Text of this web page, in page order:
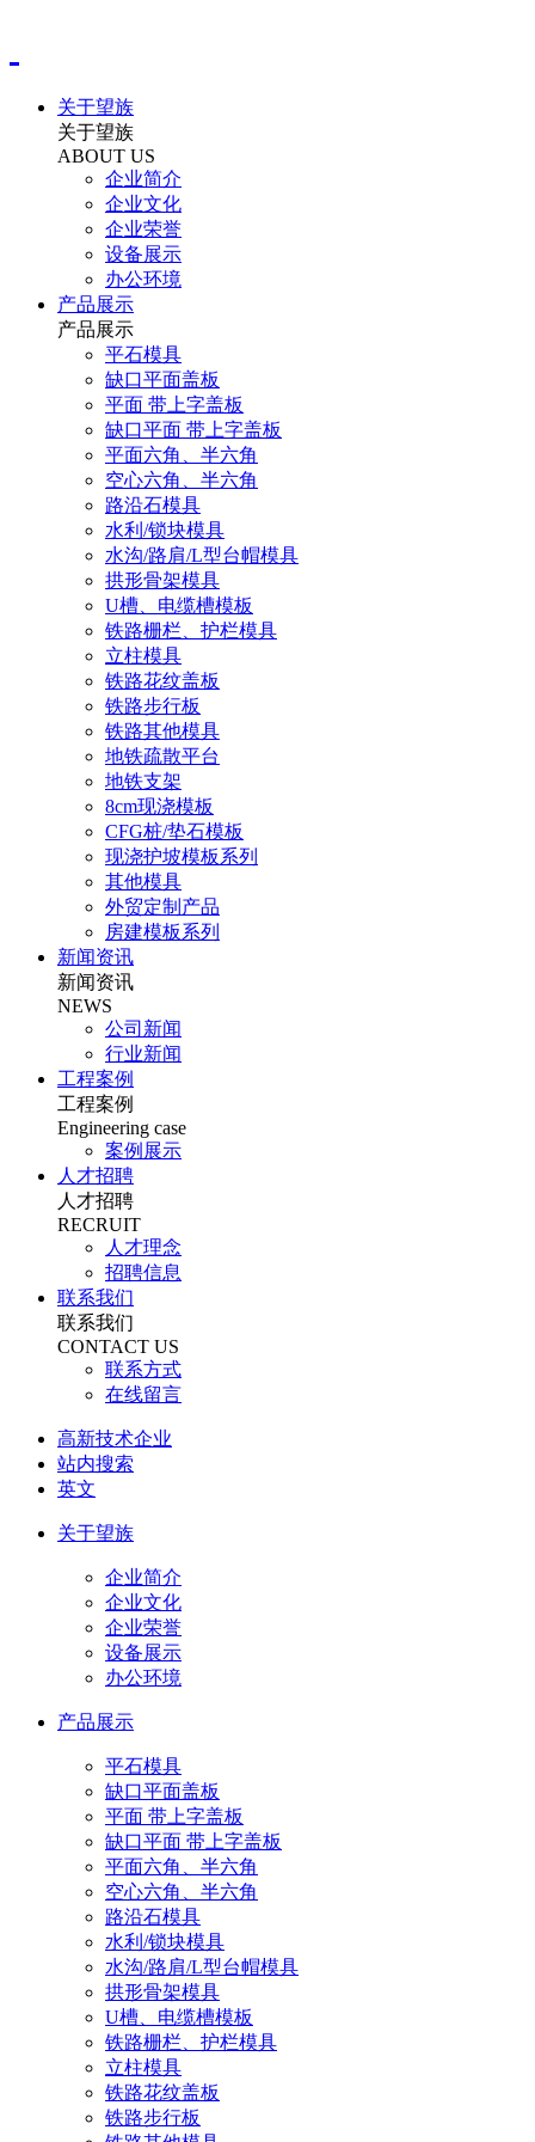
关于望族
关于望族
ABOUT US
企业简介
企业文化
企业荣誉
设备展示
办公环境
产品展示
产品展示
平石模具
缺口平面盖板
平面 带上字盖板
缺口平面 带上字盖板
平面六角、半六角
空心六角、半六角
路沿石模具
水利/锁块模具
水沟/路肩/L型台帽模具
拱形骨架模具
U槽、电缆槽模板
铁路栅栏、护栏模具
立柱模具
铁路花纹盖板
铁路步行板
铁路其他模具
地铁疏散平台
地铁支架
8cm现浇模板
CFG桩/垫石模板
现浇护坡模板系列
其他模具
外贸定制产品
房建模板系列
新闻资讯
新闻资讯
NEWS
公司新闻
行业新闻
工程案例
工程案例
Engineering case
案例展示
人才招聘
人才招聘
RECRUIT
人才理念
招聘信息
联系我们
联系我们
CONTACT US
联系方式
在线留言
高新技术企业
站内搜索
英文
关于望族
企业简介
企业文化
企业荣誉
设备展示
办公环境
产品展示
平石模具
缺口平面盖板
平面 带上字盖板
缺口平面 带上字盖板
平面六角、半六角
空心六角、半六角
路沿石模具
水利/锁块模具
水沟/路肩/L型台帽模具
拱形骨架模具
U槽、电缆槽模板
铁路栅栏、护栏模具
立柱模具
铁路花纹盖板
铁路步行板